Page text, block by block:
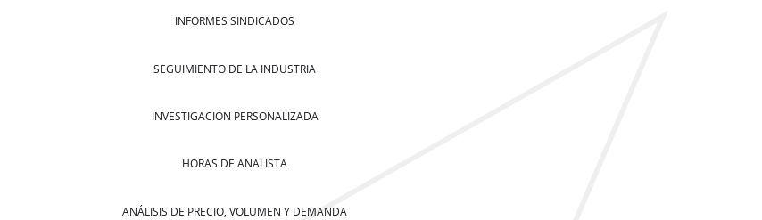
INFORMES SINDICADOS
SEGUIMIENTO DE LA INDUSTRIA
INVESTIGACIÓN PERSONALIZADA
HORAS DE ANALISTA
ANÁLISIS DE PRECIO, VOLUMEN Y DEMANDA